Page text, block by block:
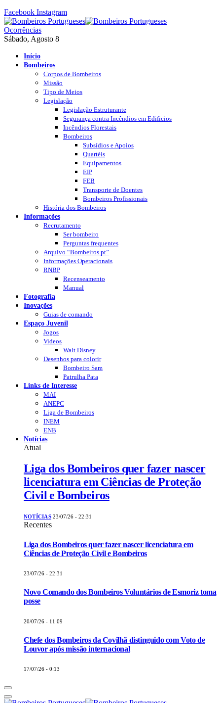
Facebook Instagram
Ocorrências
Sábado, Agosto 8
Início
Bombeiros
Corpos de Bombeiros
Missão
Tipo de Meios
Legislação
Legislação Estruturante
Segurança contra Incêndios em Edificios
Incêndios Florestais
Bombeiros
Subsídios e Apoios
Quartéis
Equipamentos
EIP
FEB
Transporte de Doentes
Bombeiros Profissionais
História dos Bombeiros
Informações
Recrutamento
Ser bombeiro
Perguntas frequentes
Arquivo “Bombeiros.pt”
Informações Operacionais
RNBP
Recenseamento
Manual
Fotografia
Inovações
Guias de comando
Espaço Juvenil
Jogos
Videos
Walt Disney
Desenhos para colorir
Bombeiro Sam
Patrulha Pata
Links de Interesse
MAI
ANEPC
Liga de Bombeiros
INEM
ENB
Notícias
Atual
Liga dos Bombeiros quer fazer nascer
licenciatura em Ciências de Proteção
Civil e Bombeiros
NOTÍCIAS 23/07/26 - 22:31
Recentes
Liga dos Bombeiros quer fazer nascer licenciatura em
Ciências de Proteção Civil e Bombeiros
23/07/26 - 22:31
Novo Comando dos Bombeiros Voluntários de Esmoriz toma
posse
20/07/26 - 11:09
Chefe dos Bombeiros da Covilhã distinguido com Voto de
Louvor após missão internacional
17/07/26 - 0:13